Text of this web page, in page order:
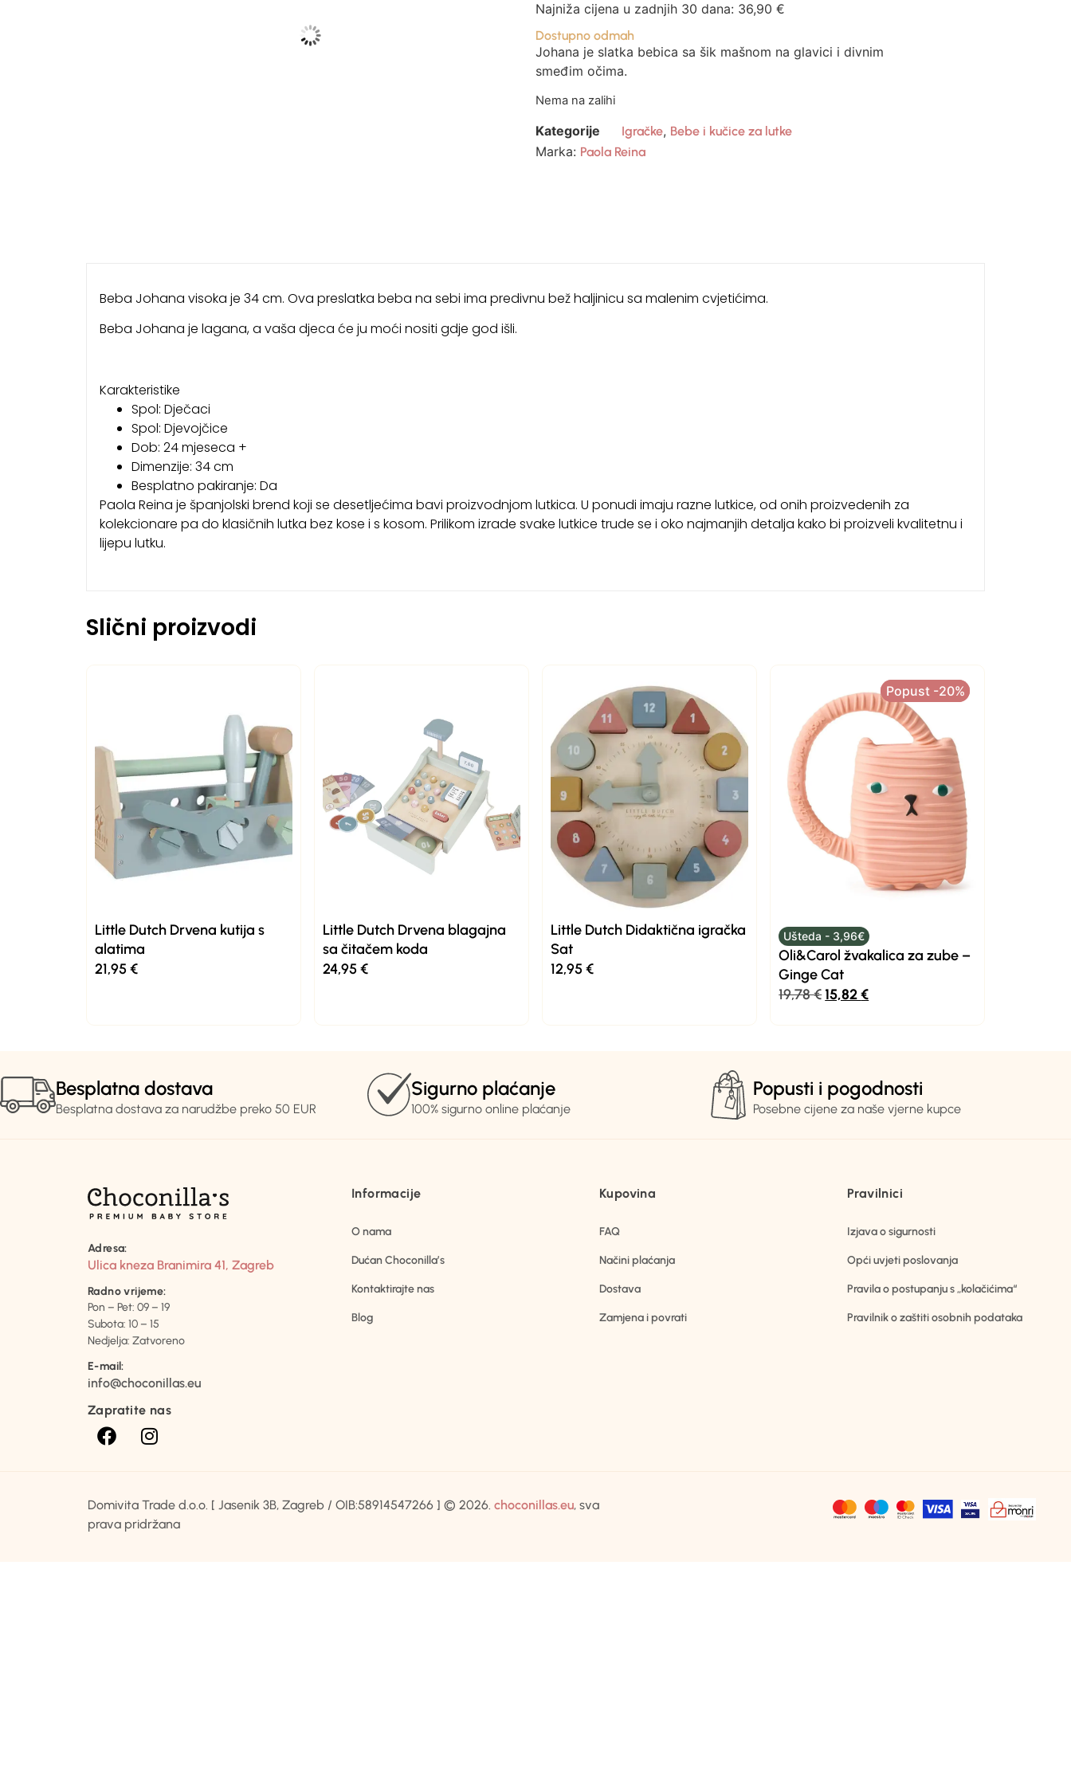
Najniža cijena u zadnjih 30 dana: 36,90 €
Dostupno odmah
Johana je slatka bebica sa šik mašnom na glavici i divnim
smeđim očima.
Nema na zalihi
Kategorije Igračke, Bebe i kučice za lutke
Marka: Paola Reina
Beba Johana visoka je 34 cm. Ova preslatka beba na sebi ima predivnu bež haljinicu sa malenim cvjetićima.
Beba Johana je lagana, a vaša djeca će ju moći nositi gdje god išli.
Karakteristike
Spol: Dječaci
Spol: Djevojčice
Dob: 24 mjeseca +
Dimenzije: 34 cm
Besplatno pakiranje: Da
Paola Reina je španjolski brend koji se desetljećima bavi proizvodnjom lutkica. U ponudi imaju razne lutkice, od onih proizvedenih za
kolekcionare pa do klasičnih lutka bez kose i s kosom. Prilikom izrade svake lutkice trude se i oko najmanjih detalja kako bi proizveli kvalitetnu i
lijepu lutku.
Slični proizvodi
Little Dutch Drvena kutija s
alatima
21,95 €
Little Dutch Drvena blagajna
sa čitačem koda
24,95 €
Little Dutch Didaktična igračka
Sat
12,95 €
Popust -20%
Popust -20%
Ušteda - 3,96€
Oli&Carol žvakalica za zube –
Ginge Cat
19,78€15,82€
Besplatna dostava
Besplatna dostava za narudžbe preko 50 EUR
Sigurno plaćanje
100% sigurno online plaćanje
Popusti i pogodnosti
Posebne cijene za naše vjerne kupce
Adresa:
Ulica kneza Branimira 41, Zagreb
Radno vrijeme:
Pon – Pet: 09 – 19
Subota: 10 – 15
Nedjelja: Zatvoreno
E-mail:
info@choconillas.eu
Zapratite nas
Informacije
O nama
Dućan Choconilla’s
Kontaktirajte nas
Blog
Kupovina
FAQ
Načini plaćanja
Dostava
Zamjena i povrati
Pravilnici
Izjava o sigurnosti
Opći uvjeti poslovanja
Pravila o postupanju s „kolačićima“
Pravilnik o zaštiti osobnih podataka
Domivita Trade d.o.o. [ Jasenik 3B, Zagreb / OIB:58914547266 ] © 2026. choconillas.eu, sva
prava pridržana